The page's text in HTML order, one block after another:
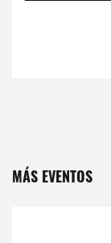
MÁS EVENTOS